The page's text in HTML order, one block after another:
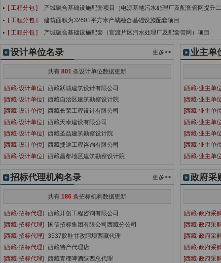
[ 工程分包 ]
产城融合基础设施配套项目（电源基地污水处理厂及配套管网提升
[ 工程分包 ]
建筑面积为32601平方米产城融合基础设施配套项目
[ 工程分包 ]
产城融合基础设施配套（官渡片区污水处理厂及配套管网）项目
设计单位名录 更多>>
共有 801 条设计单位数据更新
[西藏·设计单位]
西藏跃城建筑设计有限公司
[西藏·设计单位]
西藏自治区建筑勘察设计院
[西藏·设计单位]
西藏长荣工程设计有限公司
[西藏·设计单位]
西藏天泰建设有限公司
[西藏·设计单位]
西藏圣益建筑勘察设计院
[西藏·设计单位]
西藏捷途工程咨询有限公司
[西藏·设计单位]
西藏昌都地区建筑勘察设计院
业主单
[西藏·业主单
[西藏·业主单
[西藏·业主单
[西藏·业主单
[西藏·业主单
[西藏·业主单
[西藏·业主单
招标代理机构名录 更多>>
共有 186 条招标机构数据更新
[西藏·招标代理]
西藏开创工程咨询有限公司
[西藏·招标代理]
国信招标集团有限公司西藏分公司
[西藏·招标代理]
3537胶鞋甘孜阿坝西藏代理
[西藏·招标代理]
西藏特产代理店
[西藏·招标代理]
西藏青稞啤酒陕西总代理
政府采
[西藏·政府采
[西藏·政府采
[西藏·政府采
[西藏·政府采
[西藏·政府采